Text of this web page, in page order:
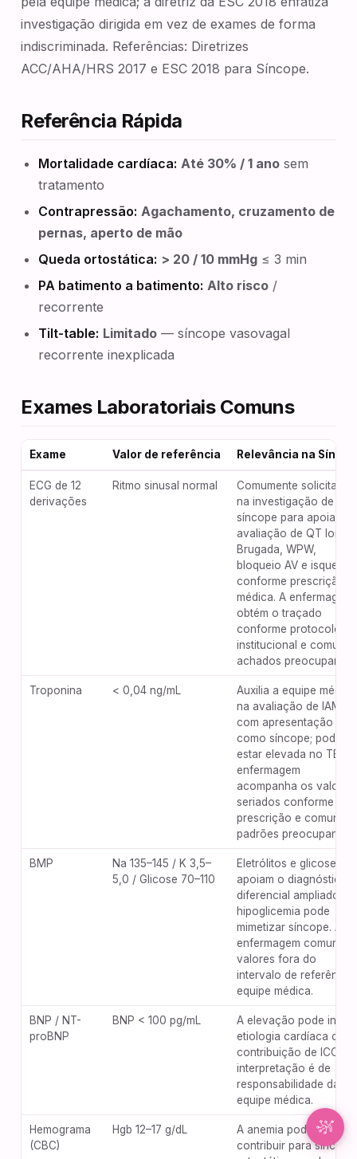
investigação dirigida em vez de exames de forma
indiscriminada. Referências: Diretrizes
ACC/AHA/HRS 2017 e ESC 2018 para Síncope.
Referência Rápida
Mortalidade cardíaca: Até 30% / 1 ano sem
tratamento
Contrapressão: Agachamento, cruzamento de
pernas, aperto de mão
Queda ortostática: > 20 / 10 mmHg ≤ 3 min
PA batimento a batimento: Alto risco /
recorrente
Tilt-table: Limitado — síncope vasovagal
recorrente inexplicada
Exames Laboratoriais Comuns
Exame Valor de referência Relevância na
ECG de 12
derivações
Ritmo sinusal normal
Comumente solicitado
na investigação de
síncope para apoiar a
avaliação de QT longo,
Brugada, WPW,
bloqueio AV e isquemia
conforme prescrição
médica. A enfermagem
obtém o traçado
conforme protocolo
institucional e
achados preocupantes.
Troponina < 0,04 ng/mL
Auxilia a equipe médica
na avaliação de IAM
com apresentação
como síncope; pode
estar elevada no TEP.
enfermagem
acompanha os valores
seriados conforme
prescrição e comunica
padrões preocupantes.
BMP
Na 135–145 / K 3,5–
5,0 / Glicose 70–110
Eletrólitos e glicose
apoiam o diagnóstico
diferencial ampliado; a
hipoglicemia pode
mimetizar síncope. A
enfermagem comunica
valores fora do
intervalo de referência
equipe médica.
BNP / NT-
proBNP
BNP < 100 pg/mL
A elevação pode
etiologia cardíaca ou
contribuição de ICC; a
interpretação é de
responsabilidade da
equipe médica.
Hemograma
(CBC)
Hgb 12–17 g/dL
A anemia pode
contribuir para síncope
Conectado
Olá! Sou o Synapse, assistente inteligente do
NurseBrain. Digite uma mensagem ou toque no